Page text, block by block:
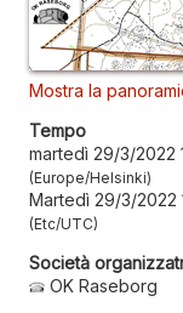
Mostra la
Tempo
martedì 29/3/2022
Europe/Helsinki
Martedì 29/3/2022
Etc/UTC
Società
OK Raseborg